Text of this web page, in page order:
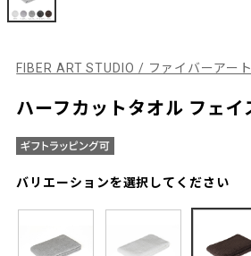
FIBER ART STUDIO / ファイバーアー
ハーフカットタオル フェイ
バリエーションを選択してください